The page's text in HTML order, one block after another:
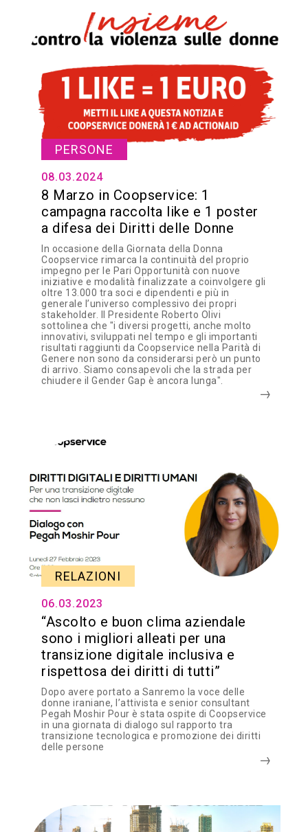
PERSONE
08.03.2024
8 Marzo in Coopservice: 1
campagna raccolta like e 1 poster
a difesa dei Diritti delle Donne
In occasione della Giornata della Donna
Coopservice rimarca la continuità del proprio
impegno per le Pari Opportunità con nuove
iniziative e modalità finalizzate a coinvolgere gli
oltre 13.000 tra soci e dipendenti e più in
generale l’universo complessivo dei propri
stakeholder. Il Presidente Roberto Olivi
sottolinea che "i diversi progetti, anche molto
innovativi, sviluppati nel tempo e gli importanti
risultati raggiunti da Coopservice nella Parità di
Genere non sono da considerarsi però un punto
di arrivo. Siamo consapevoli che la strada per
chiudere il Gender Gap è ancora lunga".
RELAZIONI
06.03.2023
“Ascolto e buon clima aziendale
sono i migliori alleati per una
transizione digitale inclusiva e
rispettosa dei diritti di tutti”
Dopo avere portato a Sanremo la voce delle
donne iraniane, l’attivista e senior consultant
Pegah Moshir Pour è stata ospite di Coopservice
in una giornata di dialogo sul rapporto tra
transizione tecnologica e promozione dei diritti
delle persone